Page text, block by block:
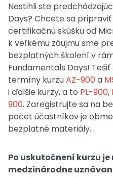
Nestihli ste
Days? Chcete sa
certifikačnú skúšku od
k veľkému záujmu sme
bezplatných školení v
Fundamentals Days!
termíny kurzuAZ-900a
i ďalšie kurzy, a to PL-900,
900. Zaregistrujte sa na
počet účastníkov je
bezplatné materiály.
Po uskutočnení kurzu
medzinárodne